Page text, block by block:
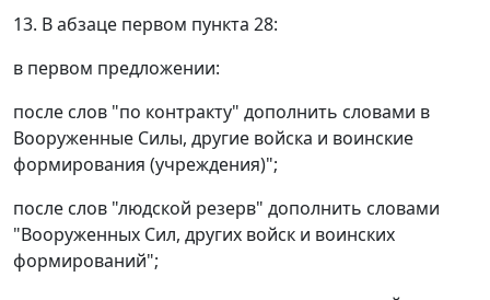
13. В абзаце первом пункта 28:
в первом предложении:
после слов "по контракту" дополнить словами в
Вооруженные Силы, другие войска и воинские
формирования (учреждения)";
после слов "людской резерв" дополнить словами
"Вооруженных Сил, других войск и воинских
формирований";